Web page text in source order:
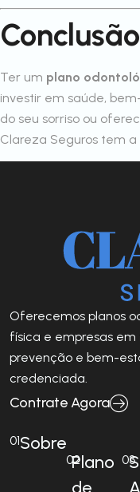
Conclusão
Ter um plano
investir em saúde,
do seu sorriso ou
Clareza Seguros tem
Oferecemos planos
física e empresas em
prevenção e bem-
credenciada.
Contrate Agora
01Sobre
02Plano 03